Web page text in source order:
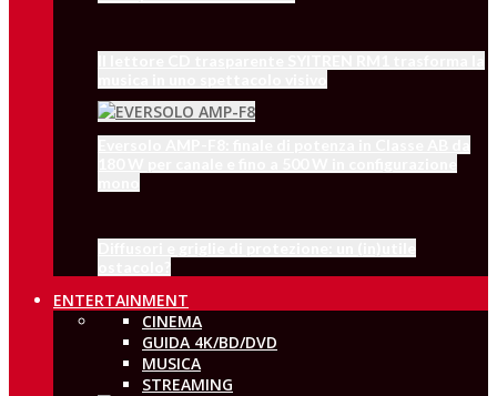
ENTERTAINMENT
CINEMA
GUIDA 4K/BD/DVD
MUSICA
STREAMING